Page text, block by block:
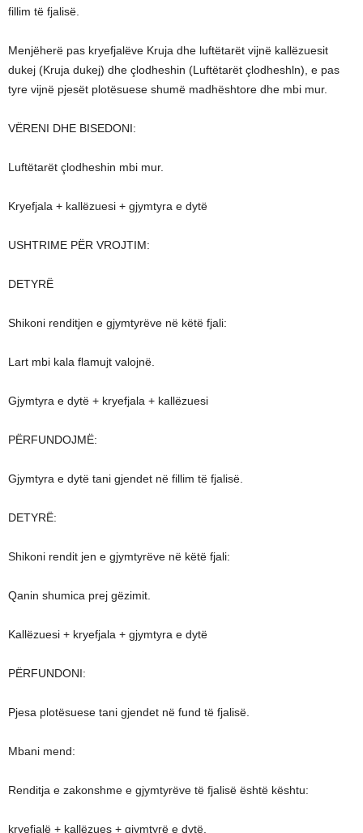
fillim të fjalisë.
Menjëherë pas kryefjalëve Kruja dhe luftëtarët vijnë kallëzuesit
dukej (Kruja dukej) dhe çlodheshin (Luftëtarët çlodheshln), e pas
tyre vijnë pjesët plotësuese shumë madhështore dhe mbi mur.
VËRENI DHE BISEDONI:
Luftëtarët çlodheshin mbi mur.
Kryefjala + kallëzuesi + gjymtyra e dytë
USHTRIME PËR VROJTIM:
DETYRË
Shikoni renditjen e gjymtyrëve në këtë fjali:
Lart mbi kala flamujt valojnë.
Gjymtyra e dytë + kryefjala + kallëzuesi
PËRFUNDOJMË:
Gjymtyra e dytë tani gjendet në fillim të fjalisë.
DETYRË:
Shikoni rendit jen e gjymtyrëve në këtë fjali:
Qanin shumica prej gëzimit.
Kallëzuesi + kryefjala + gjymtyra e dytë
PËRFUNDONI:
Pjesa plotësuese tani gjendet në fund të fjalisë.
Mbani mend:
Renditja e zakonshme e gjymtyrëve të fjalisë është kështu:
kryefjalë + kallëzues + gjymtyrë e dytë.